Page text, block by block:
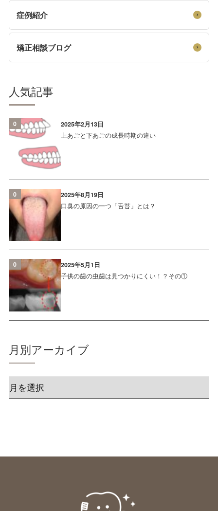
症例紹介
矯正相談ブログ
人気記事
0
2025年2月13日
上あごと下あごの成長時期の違い
0
2025年8月19日
口臭の原因の一つ「舌苔」とは？
0
2025年5月1日
子供の歯の虫歯は見つかりにくい！？その①
月別アーカイブ
ア
ー